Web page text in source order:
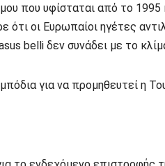
που υφίσταται από το
οι Ευρωπαίοι ηγέτες
belli δεν συνάδει με το
για να προμηθευτεί η